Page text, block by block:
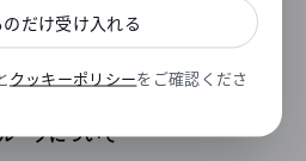
にしました
ープについて
だけ受け入れる
クッキーポリシーをご確認くださ